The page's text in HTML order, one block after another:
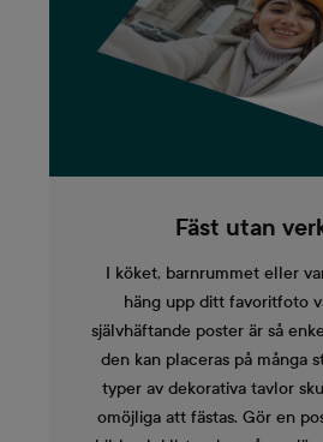
Fäst utan
I köket, barnrummet eller
häng upp ditt favoritfoto
självhäftande poster är så
den kan placeras på många
typer av dekorativa tavlor
omöjliga att fästas. Gör en